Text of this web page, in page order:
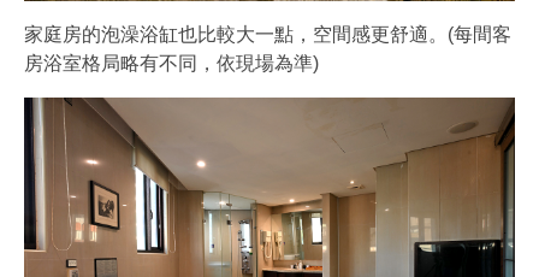
家庭房的泡澡浴缸也比較大一點，空間感更舒適。(每間客
房浴室格局略有不同，依現場為準)